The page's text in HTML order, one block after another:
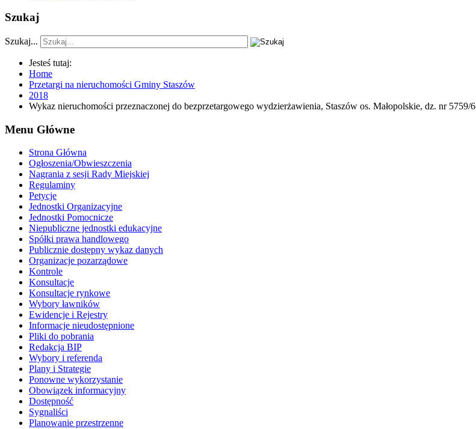
Szukaj
Szukaj...
Jesteś tutaj:
Home
Przetargi na nieruchomości Gminy Staszów
2018
Wykaz nieruchomości przeznaczonej do bezprzetargowego wydzierżawienia, Staszów os. Małopolskie, dz. nr 5759/6
Menu Główne
Strona Główna
Ogłoszenia/Obwieszczenia
Nagrania z sesji Rady Miejskiej
Regulaminy
Petycje
Jednostki Organizacyjne
Jednostki Pomocnicze
Niepubliczne jednostki edukacyjne
Spółki prawa handlowego
Publicznie dostępny wykaz danych
Organizacje pozarządowe
Kontrole
Konsultacje
Konsultacje rynkowe
Wybory ławników
Ewidencje i Rejestry
Informacje nieudostępnione
Pliki do pobrania
Redakcja BIP
Wybory i referenda
Plany i Strategie
Ponowne wykorzystanie
Obowiązek informacyjny
Dostępność
Sygnaliści
Planowanie przestrzenne